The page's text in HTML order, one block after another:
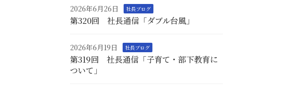
2026年6月26日 社長ブログ
第320回 社長通信「ダブル台風」
2026年6月19日 社長ブログ
第319回 社長通信「子育て・部下教育に
ついて」